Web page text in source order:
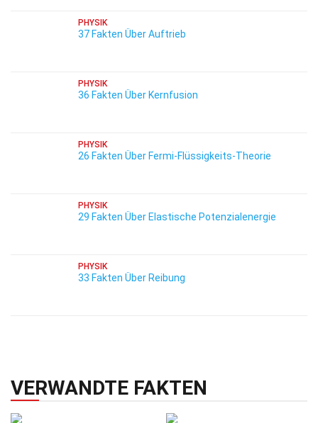
PHYSIK
37 Fakten Über Auftrieb
PHYSIK
36 Fakten Über Kernfusion
PHYSIK
26 Fakten Über Fermi-Flüssigkeits-Theorie
PHYSIK
29 Fakten Über Elastische Potenzialenergie
PHYSIK
33 Fakten Über Reibung
VERWANDTE FAKTEN